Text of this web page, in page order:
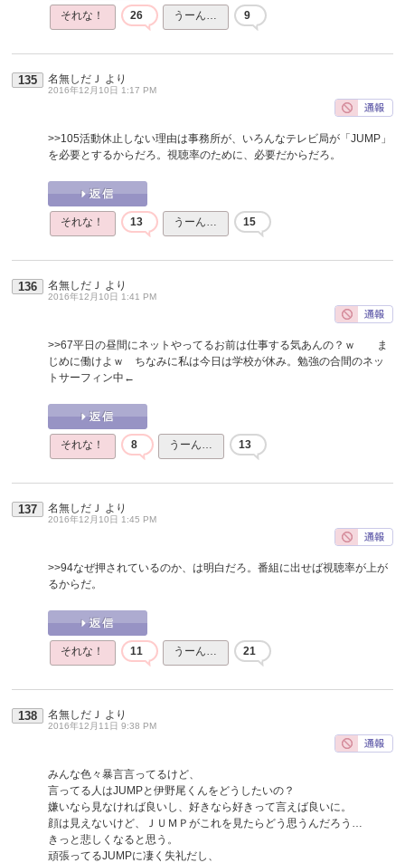
それな！ 26 うーん… 9
135 名無しだＪ より
2016年12月10日 1:17 PM
>>105活動休止しない理由は事務所が、いろんなテレビ局が「JUMP」
を必要とするからだろ。視聴率のために、必要だからだろ。
それな！ 13 うーん… 15
136 名無しだＪ より
2016年12月10日 1:41 PM
>>67平日の昼間にネットやってるお前は仕事する気あんの？ｗ ま
じめに働けよｗ ちなみに私は今日は学校が休み。勉強の合間のネッ
トサーフィン中←
それな！ 8 うーん… 13
137 名無しだＪ より
2016年12月10日 1:45 PM
>>94なぜ押されているのか、は明白だろ。番組に出せば視聴率が上が
るからだ。
それな！ 11 うーん… 21
138 名無しだＪ より
2016年12月11日 9:38 PM
みんな色々暴言言ってるけど、
言ってる人はJUMPと伊野尾くんをどうしたいの？
嫌いなら見なければ良いし、好きなら好きって言えば良いに。
顔は見えないけど、ＪＵＭＰがこれを見たらどう思うんだろう…
きっと悲しくなると思う。
頑張ってるJUMPに凄く失礼だし、